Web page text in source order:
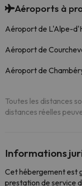
Aéroports à
Aéroport de L'Alpe-
Aéroport de
Aéroport de
Toutes les distances
distances réelles
Informations
Cet hébergement est
prestation de service